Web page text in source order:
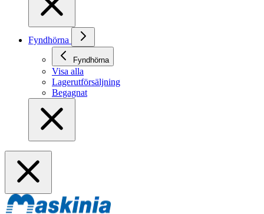
Fyndhörna
Fyndhörna
Visa alla
Lagerutförsäljning
Begagnat